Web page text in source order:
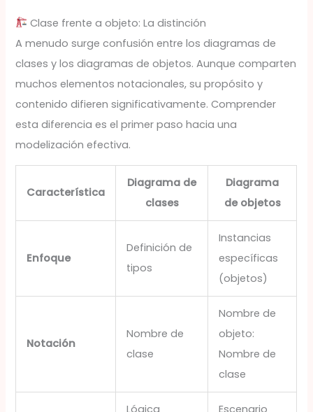
Clase frente a objeto: La distinción
A menudo surge confusión entre los diagramas de
clases y los diagramas de objetos. Aunque comparten
muchos elementos notacionales, su propósito y
contenido difieren significativamente. Comprender
esta diferencia es el primer paso hacia una
modelización efectiva.
Característica
Diagrama de
clases
Diagrama
de objetos
Enfoque
Definición de
tipos
Instancias
específicas
(objetos)
Notación
Nombre de
clase
Nombre de
objeto:
Nombre de
clase